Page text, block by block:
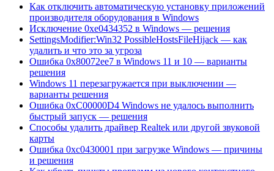
Как отключить автоматическую установку приложений
производителя оборудования в Windows
Исключение 0xe0434352 в Windows — решения
SettingsModifier:Win32 PossibleHostsFileHijack — как
удалить и что это за угроза
Ошибка 0x80072ee7 в Windows 11 и 10 — варианты
решения
Windows 11 перезагружается при выключении —
варианты решения
Ошибка 0xC00000D4 Windows не удалось выполнить
быстрый запуск — решения
Способы удалить драйвер Realtek или другой звуковой
карты
Ошибка 0xc0430001 при загрузке Windows — причины
и решения